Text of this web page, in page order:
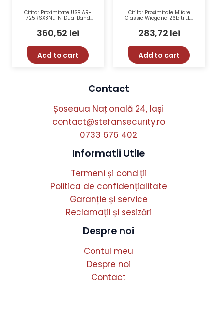
Cititor Proximitate USB AR-
725RSX8NL 1N, Dual Band
Conectare Rapidă – USB
360,52 lei
Add to cart
Cititor Proximitate Mifare
Classic Wiegand 26biti LED
IP65 – ROSSLARE AY-K6255
283,72 lei
Add to cart
Contact
Șoseaua Națională 24, Iași
contact@stefansecurity.ro
0733 676 402
Informatii Utile
Termeni și condiții
Politica de confidențialitate
Garanție și service
Reclamații și sesizări
Despre noi
Contul meu
Despre noi
Contact